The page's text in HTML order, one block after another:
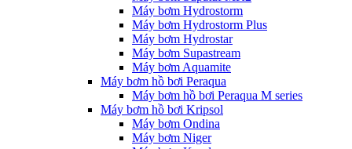
Máy bơm Hydrostorm
Máy bơm Hydrostorm Plus
Máy bơm Hydrostar
Máy bơm Supastream
Máy bơm Aquamite
Máy bơm hồ bơi Peraqua
Máy bơm hồ bơi Peraqua M series
Máy bơm hồ bơi Kripsol
Máy bơm Ondina
Máy bơm Niger